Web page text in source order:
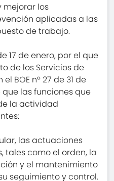
mejorar los
aplicadas a las
de trabajo.
17 de enero, por el que
de los Servicios de
BOE nº 27 de 31 de
que las funciones que
la actividad
las actuaciones
tales como el orden, la
y el mantenimiento
seguimiento y control.